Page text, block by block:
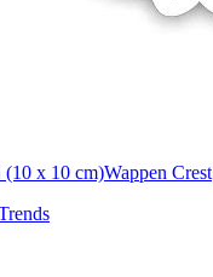
(10 x 10 cm)Wappen Crest